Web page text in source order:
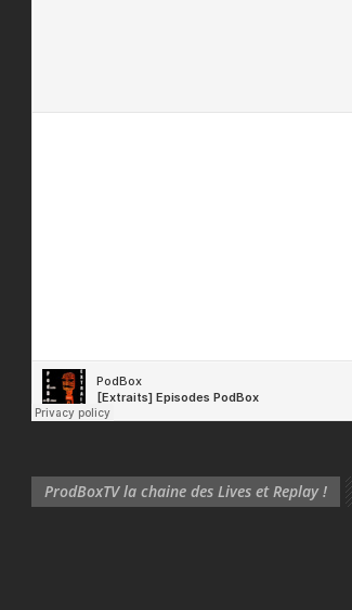
ProdBoxTV la chaine des Lives et Replay !